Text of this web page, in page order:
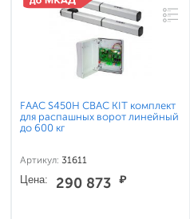
FAAC S450H CBAC KIT комплект
для распашных ворот линейный
до 600 кг
Артикул: 31611
Цена: 290 873 ₽